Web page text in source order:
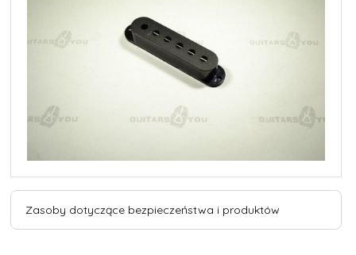
Zasoby dotyczące bezpieczeństwa i produktów